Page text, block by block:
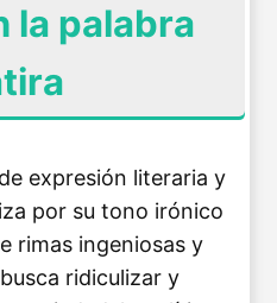
la palabra
expresión literaria y
por su tono irónico
rimas ingeniosas y
ridiculizar y